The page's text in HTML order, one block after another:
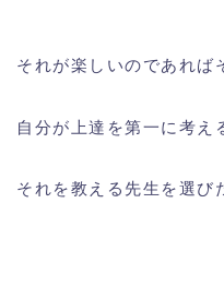
それが楽しいのであれば
自分が上達を第一に考え
それを教える先生を選び